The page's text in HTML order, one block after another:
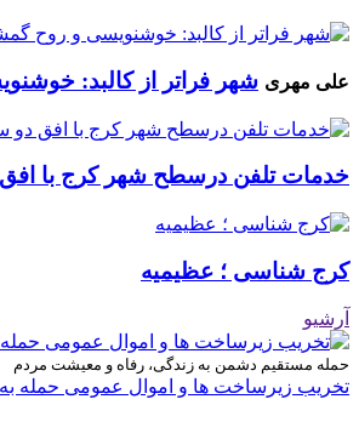
علی مهری شهر فراتر از کالبد:
خدمات تلفن درسطح شهر کرج با افق
کرج شناسی ؛ عظیمیه
آرشیو
حمله مستقیم دشمن به زندگی، رفاه و معیشت مردم
تخریب زیرساخت ها و اموال عمومی حمله